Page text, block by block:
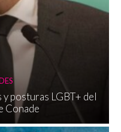
posturas LGBT+ del
Conade